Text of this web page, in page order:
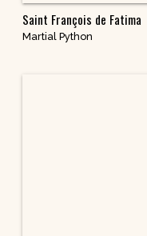
Saint François de Fatima
Martial Python